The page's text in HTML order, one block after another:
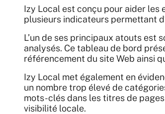
Izy Local est conçu pour aider
plusieurs indicateurs permettant
L’un de ses principaux atouts
analysés. Ce tableau de bord
référencement du site Web ainsi
Izy Local met également en
un nombre trop élevé de
mots-clés dans les titres de
visibilité locale.